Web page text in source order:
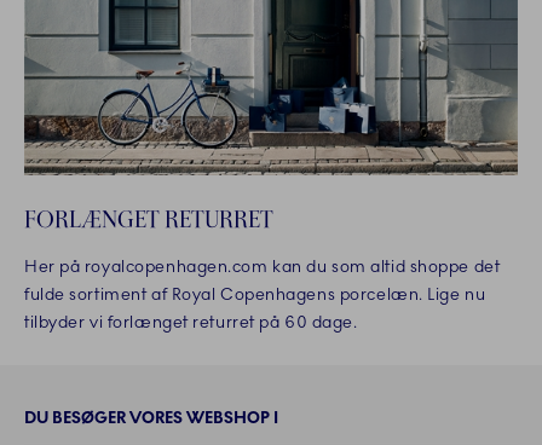
FORLÆNGET RETURRET
Her på royalcopenhagen.com kan du som altid shoppe det
fulde sortiment af Royal Copenhagens porcelæn. Lige nu
tilbyder vi forlænget returret på 60 dage.
DU BESØGER VORES WEBSHOP I